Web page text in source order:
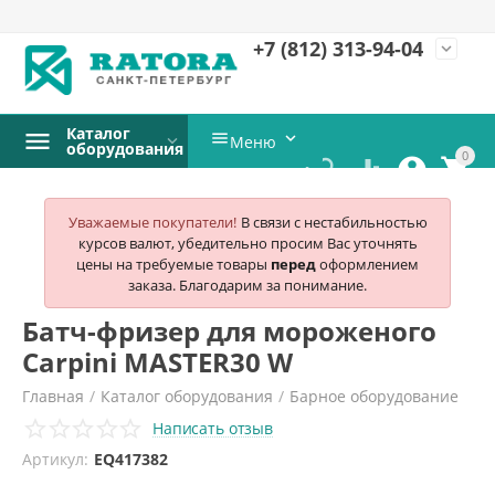
+7 (812) 313-94-04 expand_more
0


 
Каталог
оборудования Меню 
Уважаемые покупатели! В связи с нестабильностью
курсов валют, убедительно просим Вас уточнять
цены на требуемые товары передоформлением
заказа. Благодарим за понимание.
Батч-фризер для мороженого
Carpini MASTER30 W
Главная / Каталог оборудования / Барное оборудование
Фризеры для мороженого /
Написать отзыв
Артикул: EQ417382